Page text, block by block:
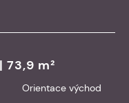
73,9 m²
Orientace východ